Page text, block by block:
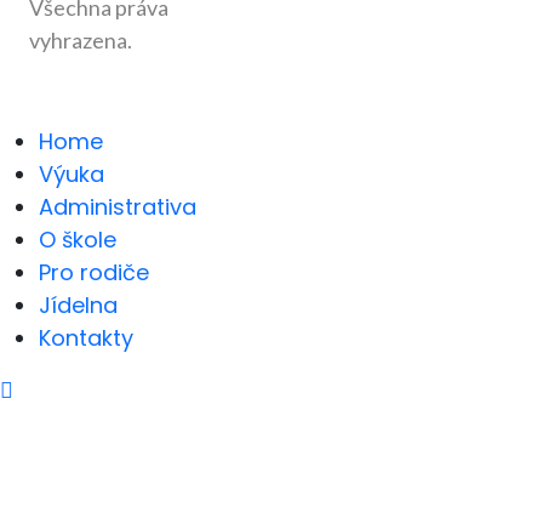
Všechna práva
vyhrazena.
Home
Výuka
Administrativa
O škole
Pro rodiče
Jídelna
Kontakty